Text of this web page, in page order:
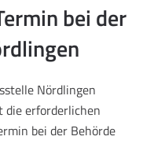
bei der
Nördlingen
die erforderlichen
bei der Behörde